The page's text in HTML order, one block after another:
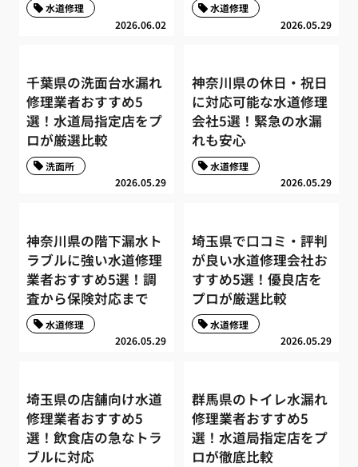
2026.06.02
水道修理
2026.05.29
水道修理
千葉県の洗面台水漏れ
修理業者おすすめ5
選！水道局指定店をプ
ロが厳選比較
2026.05.29
洗面所
神奈川県の休日・祝日
に対応可能な水道修理
会社5選！緊急の水漏
れも安心
2026.05.29
水道修理
神奈川県の階下漏水ト
ラブルに強い水道修理
業者おすすめ5選！調
査から保険対応まで
2026.05.29
水道修理
埼玉県で口コミ・評判
が良い水道修理会社お
すすめ5選！優良店を
プロが厳選比較
2026.05.29
水道修理
埼玉県の店舗向け水道
修理業者おすすめ5
選！飲食店の急なトラ
ブルに対応
群馬県のトイレ水漏れ
修理業者おすすめ5
選！水道局指定店をプ
ロが徹底比較